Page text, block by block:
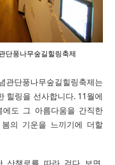
단풍나무숲길힐링축제
관단풍나무숲길힐링축제는
힐링을 선사합니다. 11월에
도 그 아름다움을 간직한
의 기운을 느끼기에 더할